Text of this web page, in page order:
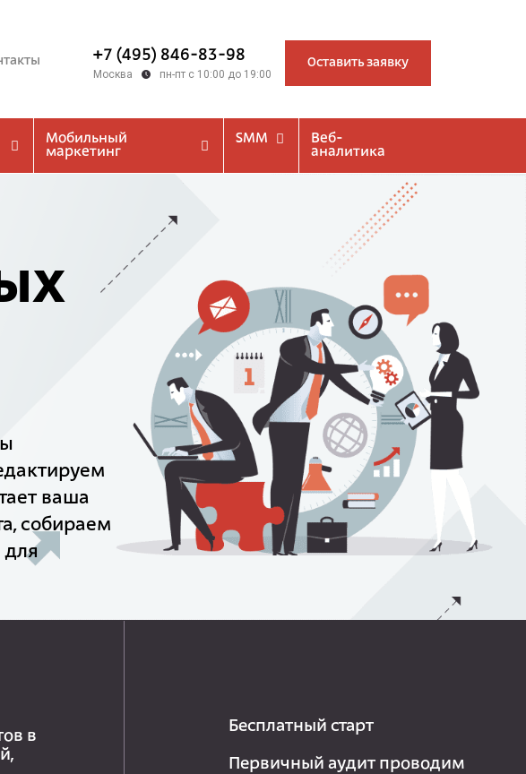
+7 (495) 846-83-98
Москва пн-пт с 10:00 до 19:00
Оставить заявку
Мобильный
маркетинг
SMM
Веб-
аналитика
ваша
собираем
в
Бесплатный старт
Первичный аудит проводим